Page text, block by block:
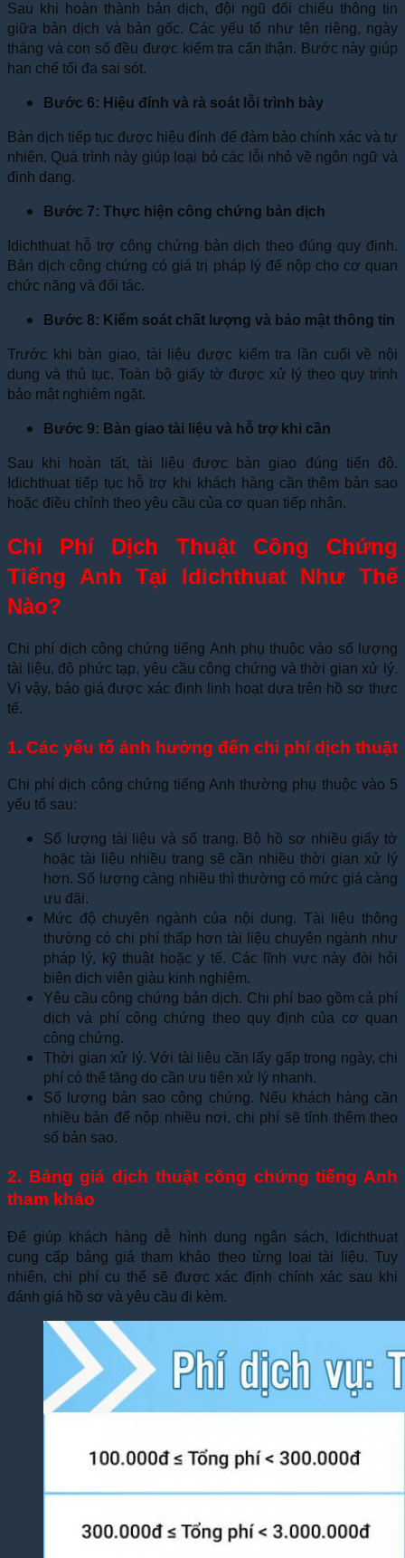
Sau khi hoàn thành bản dịch, đội ngũ đối chiếu thông tin
giữa bản dịch và bản gốc. Các yếu tố như tên riêng, ngày
tháng và con số đều được kiểm tra cẩn thận. Bước này giúp
hạn chế tối đa sai sót.
Bước 6: Hiệu đính và rà soát lỗi trình bày
Bản dịch tiếp tục được hiệu đính để đảm bảo chính xác và tự
nhiên. Quá trình này giúp loại bỏ các lỗi nhỏ về ngôn ngữ và
định dạng.
Bước 7: Thực hiện công chứng bản dịch
Idichthuat hỗ trợ công chứng bản dịch theo đúng quy định.
Bản dịch công chứng có giá trị pháp lý để nộp cho cơ quan
chức năng và đối tác.
Bước 8: Kiểm soát chất lượng và bảo mật thông tin
Trước khi bàn giao, tài liệu được kiểm tra lần cuối về nội
dung và thủ tục. Toàn bộ giấy tờ được xử lý theo quy trình
bảo mật nghiêm ngặt.
Bước 9: Bàn giao tài liệu và hỗ trợ khi cần
Sau khi hoàn tất, tài liệu được bàn giao đúng tiến độ.
Idichthuat tiếp tục hỗ trợ khi khách hàng cần thêm bản sao
hoặc điều chỉnh theo yêu cầu của cơ quan tiếp nhận.
Chi Phí Dịch Thuật Công Chứng
Tiếng Anh Tại Idichthuat Như Thế
Nào?
Chi phí dịch công chứng tiếng Anh phụ thuộc vào số lượng
tài liệu, độ phức tạp, yêu cầu công chứng và thời gian xử lý.
Vì vậy, báo giá được xác định linh hoạt dựa trên hồ sơ thực
tế.
1. Các yếu tố ảnh hưởng đến chi phí dịch thuật
Chi phí dịch công chứng tiếng Anh thường phụ thuộc vào 5
yếu tố sau:
Số lượng tài liệu và số trang. Bộ hồ sơ nhiều giấy tờ
hoặc tài liệu nhiều trang sẽ cần nhiều thời gian xử lý
hơn. Số lượng càng nhiều thì thường có mức giá càng
ưu đãi.
Mức độ chuyên ngành của nội dung. Tài liệu thông
thường có chi phí thấp hơn tài liệu chuyên ngành như
pháp lý, kỹ thuật hoặc y tế. Các lĩnh vực này đòi hỏi
biên dịch viên giàu kinh nghiệm.
Yêu cầu công chứng bản dịch. Chi phí bao gồm cả phí
dịch và phí công chứng theo quy định của cơ quan
công chứng.
Thời gian xử lý. Với tài liệu cần lấy gấp trong ngày, chi
phí có thể tăng do cần ưu tiên xử lý nhanh.
Số lượng bản sao công chứng. Nếu khách hàng cần
nhiều bản để nộp nhiều nơi, chi phí sẽ tính thêm theo
số bản sao.
2. Bảng giá dịch thuật công chứng tiếng Anh
tham khảo
Để giúp khách hàng dễ hình dung ngân sách, Idichthuat
cung cấp bảng giá tham khảo theo từng loại tài liệu. Tuy
nhiên, chi phí cụ thể sẽ được xác định chính xác sau khi
đánh giá hồ sơ và yêu cầu đi kèm.